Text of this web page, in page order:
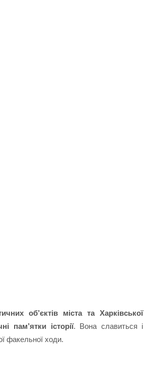
об’єктів міста та Харківської
пам’ятки історії. Вона славиться і
факельної ходи.